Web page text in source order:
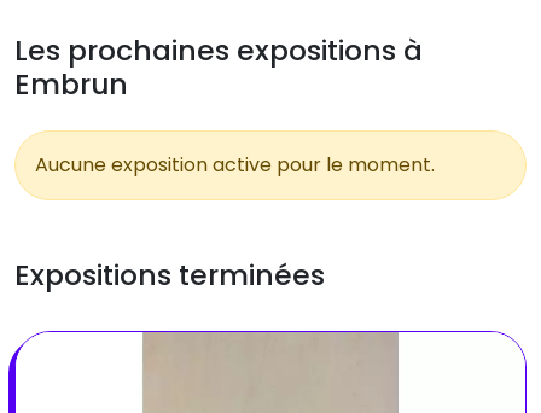
Les prochaines expositions à
Embrun
Aucune exposition active pour le moment.
Expositions terminées